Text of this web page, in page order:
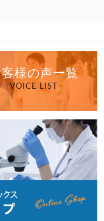
客様の声一覧
VOICE LIST